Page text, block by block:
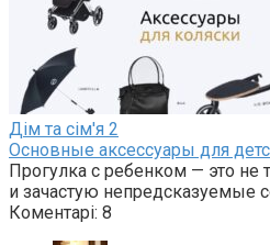
Дім та сім'я 2
Основные аксессуары для
Прогулка с ребенком — это не
и зачастую непредсказуемые
Коментарі: 8